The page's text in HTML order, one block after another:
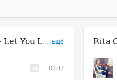
Ещё
Музыка похожая на Rita Ora - Let You Love Me (Arcando Remix)
03:37
Rita